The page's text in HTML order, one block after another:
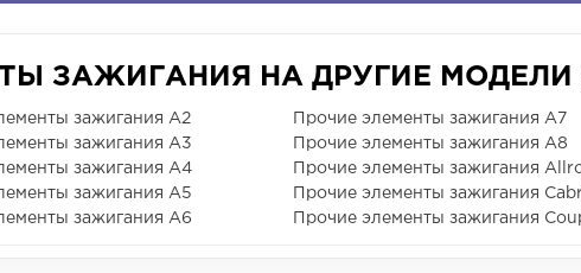
ЗАЖИГАНИЯ НА ДРУГИЕ МОДЕЛИ
зажигания A2
зажигания A3
зажигания A4
зажигания A5
зажигания A6
Прочие элементы зажигания A7
Прочие элементы зажигания A8
Прочие элементы зажигания
Прочие элементы зажигания
Прочие элементы зажигания